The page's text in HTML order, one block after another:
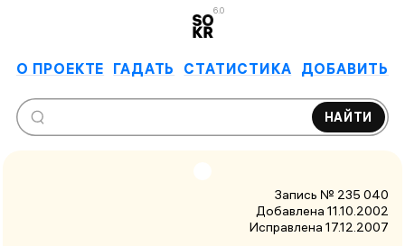
6.0
О ПРОЕКТЕ ГАДАТЬ СТАТИСТИКА ДОБАВИТЬ
НАЙТИ
Запись № 235 040
Добавлена 11.10.2002
Исправлена 17.12.2007